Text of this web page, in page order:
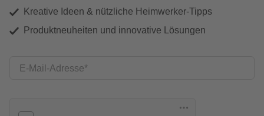
Kreative Ideen & nützliche Heimwerker-Tipps
Produktneuheiten und innovative Lösungen
E-Mail-Adresse